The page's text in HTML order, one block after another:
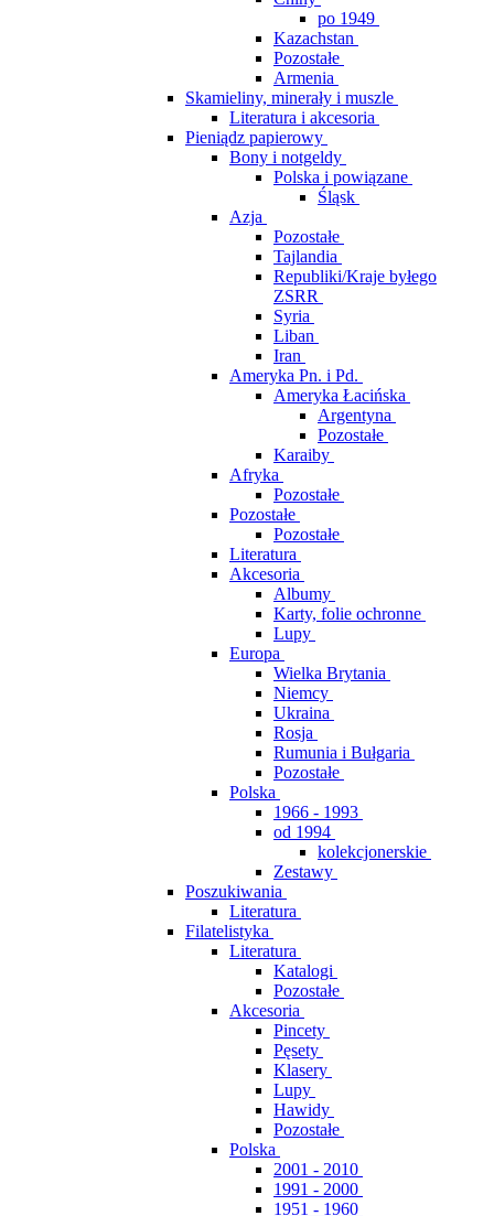
po 1949
Kazachstan
Pozostałe
Armenia
Skamieliny, minerały i muszle
Literatura i akcesoria
Pieniądz papierowy
Bony i notgeldy
Polska i powiązane
Śląsk
Azja
Pozostałe
Tajlandia
Republiki/Kraje byłego
ZSRR
Syria
Liban
Iran
Ameryka Pn. i Pd.
Ameryka Łacińska
Argentyna
Pozostałe
Karaiby
Afryka
Pozostałe
Pozostałe
Pozostałe
Literatura
Akcesoria
Albumy
Karty, folie ochronne
Lupy
Europa
Wielka Brytania
Niemcy
Ukraina
Rosja
Rumunia i Bułgaria
Pozostałe
Polska
1966 - 1993
od 1994
kolekcjonerskie
Zestawy
Poszukiwania
Literatura
Filatelistyka
Literatura
Katalogi
Pozostałe
Akcesoria
Pincety
Pęsety
Klasery
Lupy
Hawidy
Pozostałe
Polska
2001 - 2010
1991 - 2000
1951 - 1960